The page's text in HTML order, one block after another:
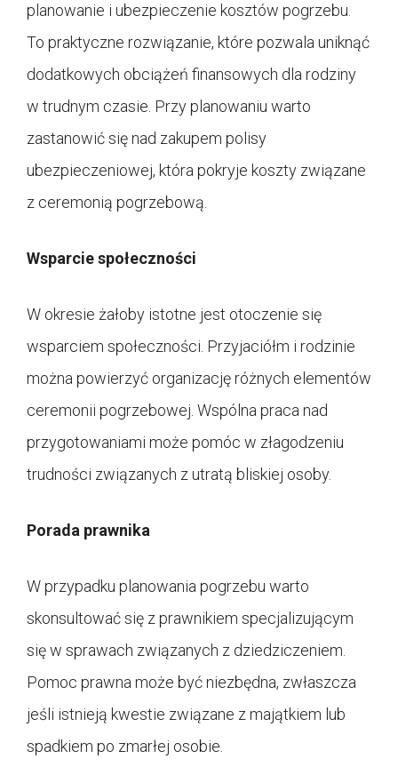
planowanie i ubezpieczenie kosztów pogrzebu.
To praktyczne rozwiązanie, które pozwala uniknąć
dodatkowych obciążeń finansowych dla rodziny
w trudnym czasie. Przy planowaniu warto
zastanowić się nad zakupem polisy
ubezpieczeniowej, która pokryje koszty związane
z ceremonią pogrzebową.
Wsparcie społeczności
W okresie żałoby istotne jest otoczenie się
wsparciem społeczności. Przyjaciółm i rodzinie
można powierzyć organizację różnych elementów
ceremonii pogrzebowej. Wspólna praca nad
przygotowaniami może pomóc w złagodzeniu
trudności związanych z utratą bliskiej osoby.
Porada prawnika
W przypadku planowania pogrzebu warto
skonsultować się z prawnikiem specjalizującym
się w sprawach związanych z dziedziczeniem.
Pomoc prawna może być niezbędna, zwłaszcza
jeśli istnieją kwestie związane z majątkiem lub
spadkiem po zmarłej osobie.